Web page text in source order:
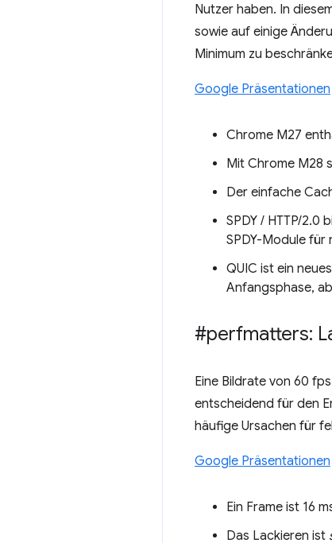
Nutzer haben. In
sowie auf einige
Minimum zu
Google Präsentationen
Chrome M27
Mit Chrome M28
Der einfache
SPDY / HTTP/
SPDY-Module für
QUIC ist ein
Anfangsphase,
#perfmatters:
Eine Bildrate von 60
entscheidend für den
häufige Ursachen für
Google Präsentationen
Ein Frame ist 16
Das Lackieren ist